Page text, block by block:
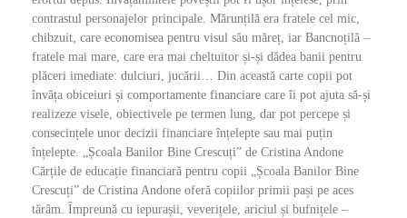
contrastul personajelor principale. Mărunțilă era fratele cel mic,
chibzuit, care economisea pentru visul său măreț, iar Bancnoțilă –
fratele mai mare, care era mai cheltuitor și-și dădea banii pentru
plăceri imediate: dulciuri, jucării… Din această carte copii pot
învăța obiceiuri și comportamente financiare care îi pot ajuta să-și
realizeze visele, obiectivele pe termen lung, dar pot percepe și
consecințele unor decizii financiare înțelepte sau mai puțin
înțelepte. „Școala Banilor Bine Crescuți” de Cristina Andone
Cărțile de educație financiară pentru copii „Școala Banilor Bine
Crescuți” de Cristina Andone oferă copiilor primii pași pe aces
tărâm. Împreună cu iepurașii, veverițele, ariciul și bufnițele –